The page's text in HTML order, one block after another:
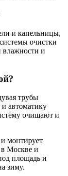
и капельницы,
очистки
влажности и
трубы
автоматику
очищают и
монтирует
в Москве и
площадь и
зиму.